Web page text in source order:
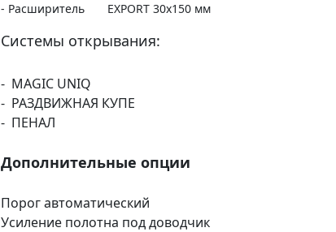
- Расширитель EXPORT 30х150 мм
Системы открывания:
- MAGIC UNIQ
- РАЗДВИЖНАЯ КУПЕ
- ПЕНАЛ
Дополнительные опции
Порог автоматический
Усиление полотна под доводчик